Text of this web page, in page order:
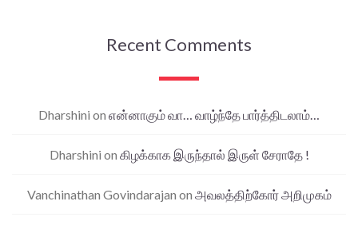
Recent Comments
Dharshini on என்னாகும் வா… வாழ்ந்தே பார்த்திடலாம்…
Dharshini on கிழக்காக இருந்தால் இருள் சேராதே !
Vanchinathan Govindarajan on அவலத்திற்கோர் அறிமுகம்